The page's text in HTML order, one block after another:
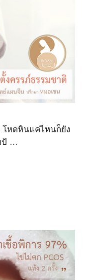
หดหินแค่ไหนก็ยัง
ปั …